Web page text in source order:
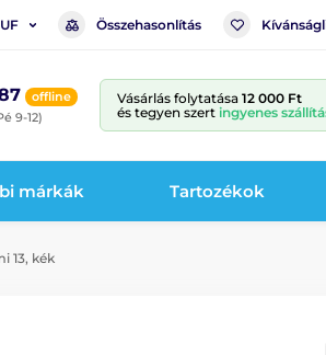
Összehasonlítás
offline
9-12)
Vásárlás folytatása 12 000 Ft
és tegyen szert ingyenes
márkák Tartozékok
13, kék